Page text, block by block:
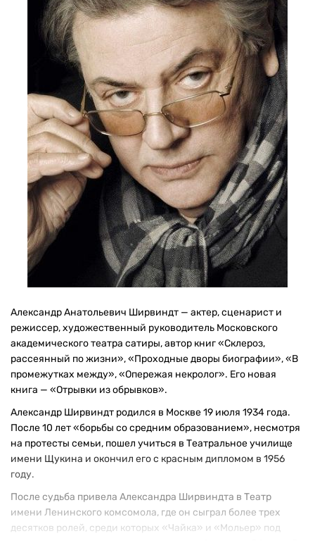
Александр Анатольевич Ширвиндт — актер, сценарист и
режиссер, художественный руководитель Московского
академического театра сатиры, автор книг «Склероз,
рассеянный по жизни», «Проходные дворы биографии», «В
промежутках между», «Опережая некролог». Его новая
книга — «Отрывки из обрывков».
Александр Ширвиндт родился в Москве 19 июля 1934 года.
После 10 лет «борьбы со средним образованием», несмотря
на протесты семьи, пошел учиться в Театральное училище
имени Щукина и окончил его с красным дипломом в 1956
году.
После судьба привела Александра Ширвиндта в Театр
имени Ленинского комсомола, где он сыграл более трех
десятков ролей, среди которых «Чайка» и «Мольер» под